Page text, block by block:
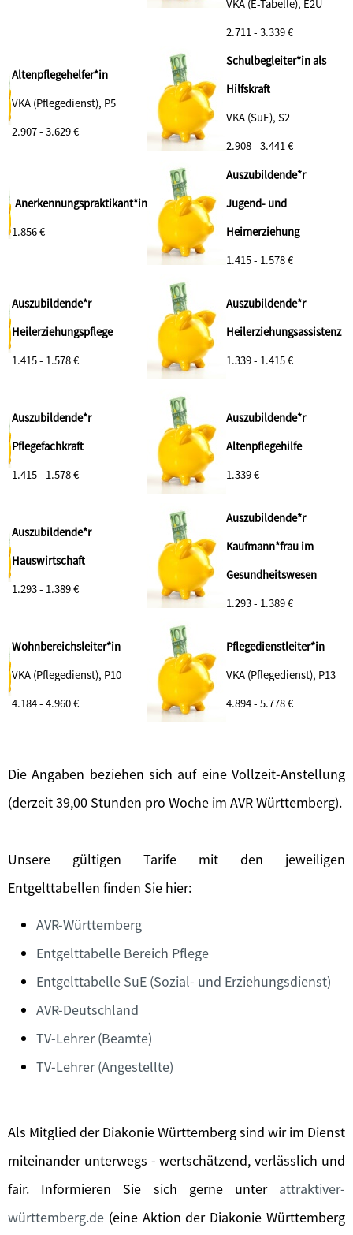
VKA (E-Tabelle), E2Ü
2.711 - 3.339 €
Altenpflegehelfer*in
VKA (Pflegedienst), P5
2.907 - 3.629 €
Schulbegleiter*in als
Hilfskraft
VKA (SuE), S2
2.908 - 3.441 €
Anerkennungspraktikant*in
1.856 €
Auszubildende*r
Jugend- und
Heimerziehung
1.415 - 1.578 €
Auszubildende*r
Heilerziehungspflege
1.415 - 1.578 €
Auszubildende*r
Heilerziehungsassistenz
1.339 - 1.415 €
Auszubildende*r
Pflegefachkraft
1.415 - 1.578 €
Auszubildende*r
Altenpflegehilfe
1.339 €
Auszubildende*r
Hauswirtschaft
1.293 - 1.389 €
Auszubildende*r
Kaufmann*frau im
Gesundheitswesen
1.293 - 1.389 €
Wohnbereichsleiter*in
VKA (Pflegedienst), P10
4.184 - 4.960 €
Pflegedienstleiter*in
VKA (Pflegedienst), P13
4.894 - 5.778 €
Die Angaben beziehen sich auf eine Vollzeit-Anstellung
(derzeit 39,00 Stunden pro Woche im AVR Württemberg).
Unsere gültigen Tarife mit den jeweiligen
Entgelttabellen finden Sie hier:
AVR-Württemberg
Entgelttabelle Bereich Pflege
Entgelttabelle SuE (Sozial- und Erziehungsdienst)
AVR-Deutschland
TV-Lehrer (Beamte)
TV-Lehrer (Angestellte)
Als Mitglied der Diakonie Württemberg sind wir im Dienst
miteinander unterwegs - wertschätzend, verlässlich und
fair. Informieren Sie sich gerne unter attraktiver-
württemberg.de (eine Aktion der Diakonie Württemberg